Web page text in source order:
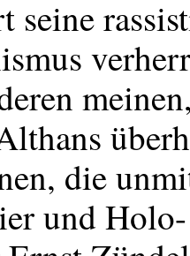
seine
die
und Holo-